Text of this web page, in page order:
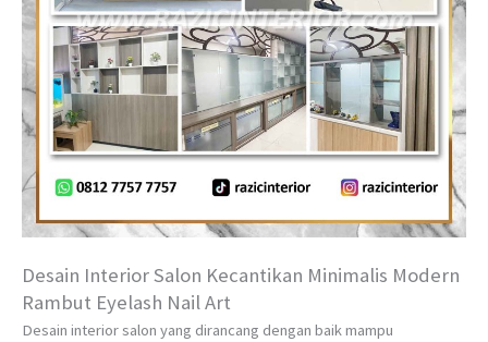
Desain Interior Salon Kecantikan Minimalis Modern
Rambut Eyelash Nail Art
Desain interior salon yang dirancang dengan baik mampu